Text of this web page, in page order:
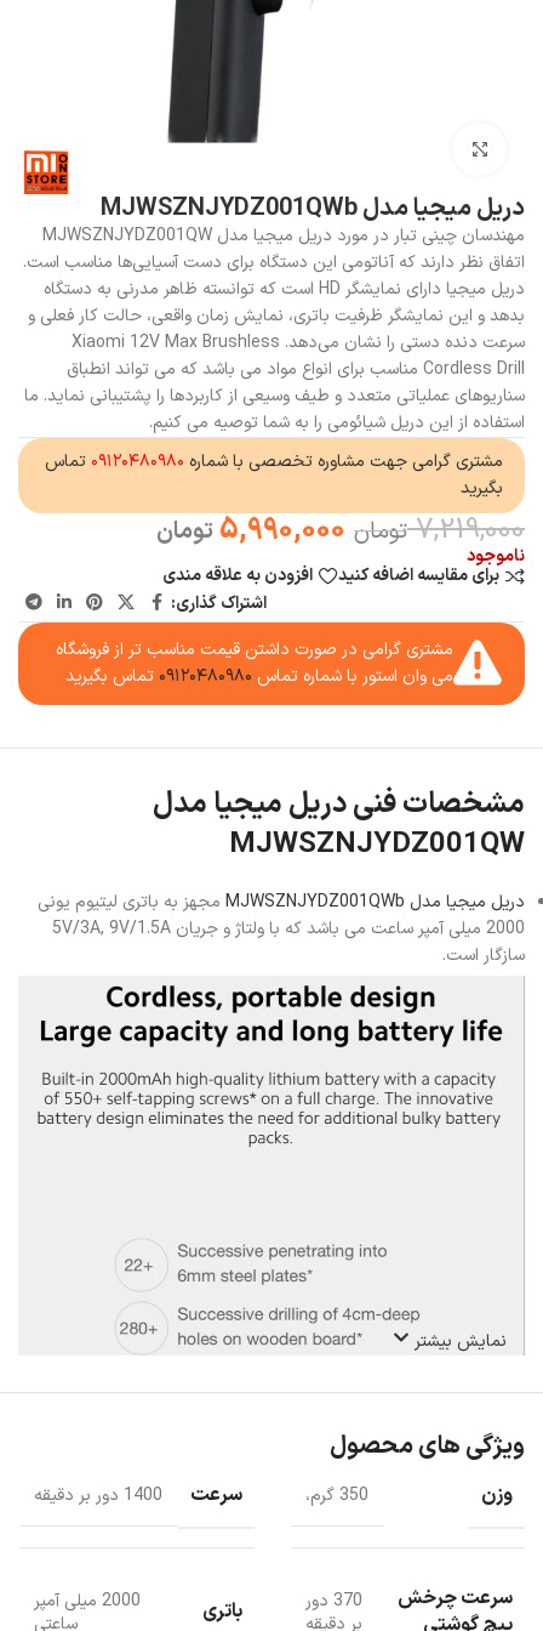
دریل میجیا مدل MJWSZNJYDZ001QWb
مهندسان چینی تبار در مورد دریل میجیا مدل MJWSZNJYDZ001QW
اتفاق نظر دارند که آناتومی این دستگاه برای دست آسیایی‌ها مناسب است.
دریل میجیا دارای نمایشگر HD است که توانسته ظاهر مدرنی به دستگاه
بدهد و این نمایشگر ظرفیت باتری، نمایش زمان واقعی، حالت کار فعلی و
سرعت دنده دستی را نشان می‌دهد. Xiaomi 12V Max Brushless
Cordless Drill مناسب برای انواع مواد می باشد که می تواند انطباق
سناریوهای عملیاتی متعدد و طیف وسیعی از کاربردها را پشتیبانی نماید. ما
استفاده از این دریل شیائومی را به شما توصیه می کنیم.
مشتری گرامی جهت مشاوره تخصصی با شماره ۰۹۱۲۰۴۸۰۹۸۰ تماس
بگیرید
7,219,000 تومان 5,990,000 تومان
ناموجود
برای مقایسه اضافه کنید
افزودن به علاقه مندی
اشتراک گذاری:
مشتری گرامی در صورت داشتن قیمت مناسب تر از فروشگاه
می وان استور با شماره تماس ۰۹۱۲۰۴۸۰۹۸۰ تماس بگیرید
مشخصات فنی دریل میجیا مدل
MJWSZNJYDZ001QW
دریل میجیا مدل MJWSZNJYDZ001QWb
مجهز به باتری لیتیوم یونی
2000 میلی آمپر ساعت می باشد که با ولتاژ و جریان 5V/3A, 9V/1.5A
سازگار است.
نمایش بیشتر
ویژگی های محصول
وزن 350 گرم، سرعت 1400 دور بر دقیقه
سرعت چرخش
370 دور
بر دقیقه
باتری
2000 میلی آمپر
ساعتی